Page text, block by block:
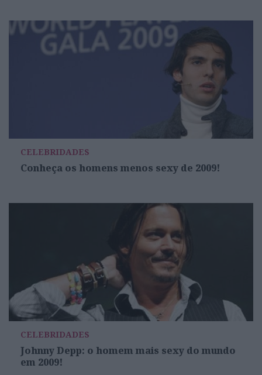
CELEBRIDADES
Conheça os homens menos sexy de 2009!
CELEBRIDADES
Johnny Depp: o homem mais sexy do mundo
em 2009!